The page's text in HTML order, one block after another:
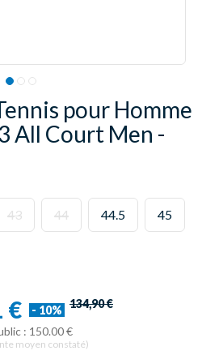
pour Homme
All Court Men -
43 44 44.5 45
€ - 10% 134,90 €
: 150.00 €
moyen constaté)